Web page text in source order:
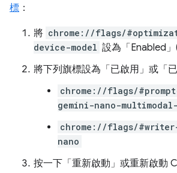
標 ：
將 chrome://flags/
device-model 設為「Enabled
將下列旗標設為「已啟用」 或「
chrome://flags/
gemini-nano-
chrome://flags/
nano
按一下「重新啟動」 或重新啟動